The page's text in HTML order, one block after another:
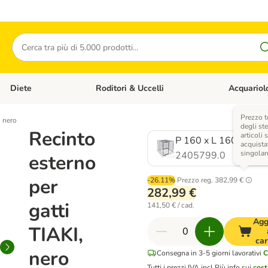
Cerca
Apri Menù Categoria: Cani
Diete Apri Menù Categoria: Diete
Roditori & Uccelli Apri Menù
nero
Recinto
esterno
per
gatti
TIAKI,
nero
P 160 x L 160 x H
2405799.0
-26.11% Prezzo reg. 382,99 €
Prezzo
degli
articoli
282,99 €
141,50 € / cad.
Consegna in 3-5 giorni lavorativi